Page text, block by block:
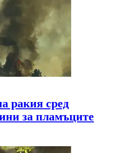
ракия сред
за пламъците